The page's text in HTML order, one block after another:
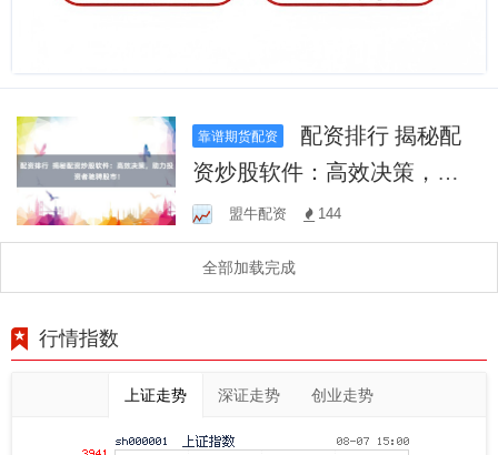
靠谱期货配资
资炒股软件：高效决策，助
力投资者驰骋股市！
盟牛配资 144
全部加载完成
行情指数
上证走势 深证走势 创业走势